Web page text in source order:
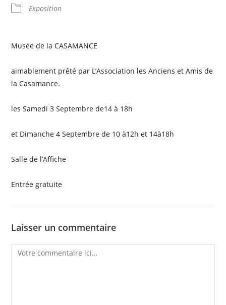
Exposition
Musée de la CASAMANCE
aimablement prêté par L’Association les Anciens et Amis de
la Casamance.
les Samedi 3 Septembre de14 à 18h
et Dimanche 4 Septembre de 10 à12h et 14à18h
Salle de l’Affiche
Entrée gratuite
Laisser un commentaire